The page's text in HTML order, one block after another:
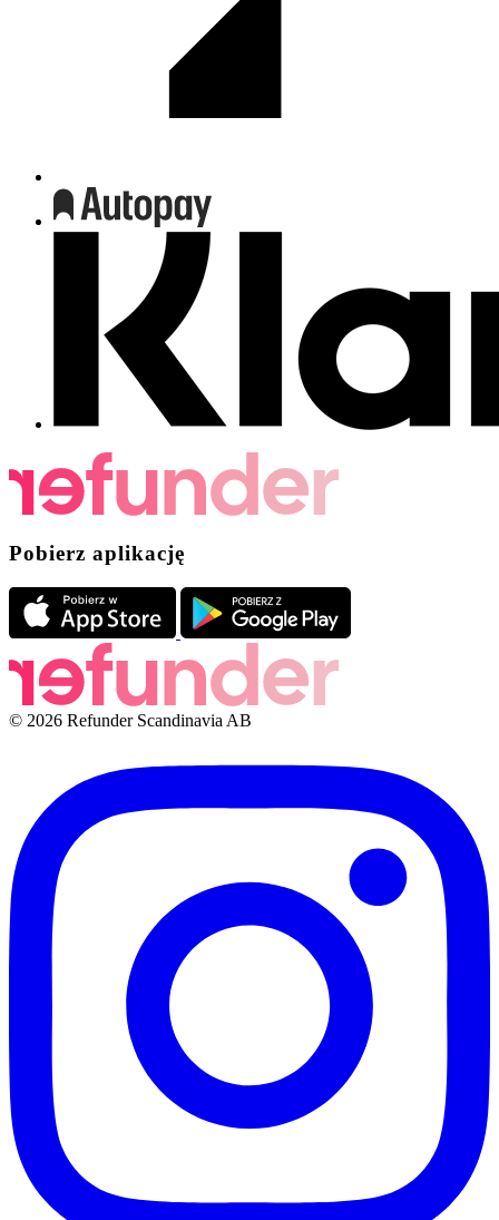
Pobierz aplikację
© 2026 Refunder Scandinavia AB